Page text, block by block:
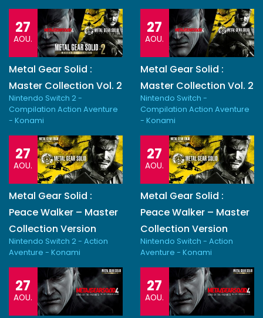
27
AOU.
Metal Gear Solid :
Master Collection Vol. 2
Nintendo Switch 2 -
Compilation Action Aventure
- Konami
27
AOU.
Metal Gear Solid :
Master Collection Vol. 2
Nintendo Switch -
Compilation Action Aventure
- Konami
27
AOU.
Metal Gear Solid :
Peace Walker – Master
Collection Version
Nintendo Switch 2 - Action
Aventure - Konami
27
AOU.
Metal Gear Solid :
Peace Walker – Master
Collection Version
Nintendo Switch - Action
Aventure - Konami
27
AOU.
27
AOU.